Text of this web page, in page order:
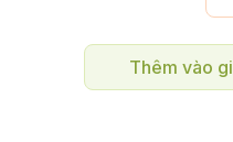
Thêm vào